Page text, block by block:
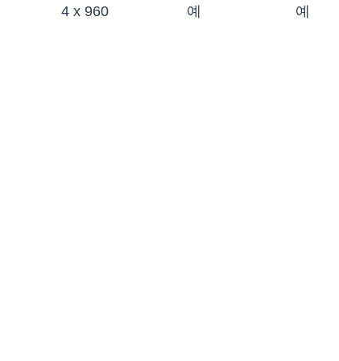
4 x 960 예 예